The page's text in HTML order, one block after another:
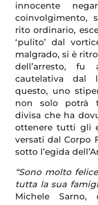
innocente
coinvolgimento,
rito ordinario,
‘pulito’ dal
malgrado, si è
dell’arresto,
cautelativa dal
questo, uno
non solo potrà
divisa che ha
ottenere tutti gli
versati dal Corpo
sotto l’egida
“Sono molto
tutta la sua
Michele